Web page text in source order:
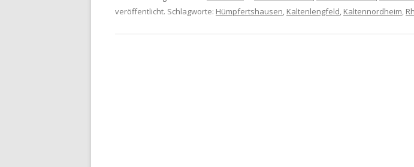
veröffentlicht. Schlagworte: Hümpfertshausen, Kaltenlengfeld, Kaltennordheim,